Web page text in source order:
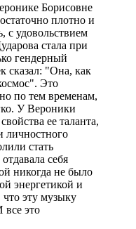
Борисовне
плотно и
с удовольствием
стала при
гендерный
сказал: "Она, как
Это
по тем временам,
У Вероники
ее таланта,
личностного
стать
себя
никогда не было
энергетикой и
эту музыку
все это